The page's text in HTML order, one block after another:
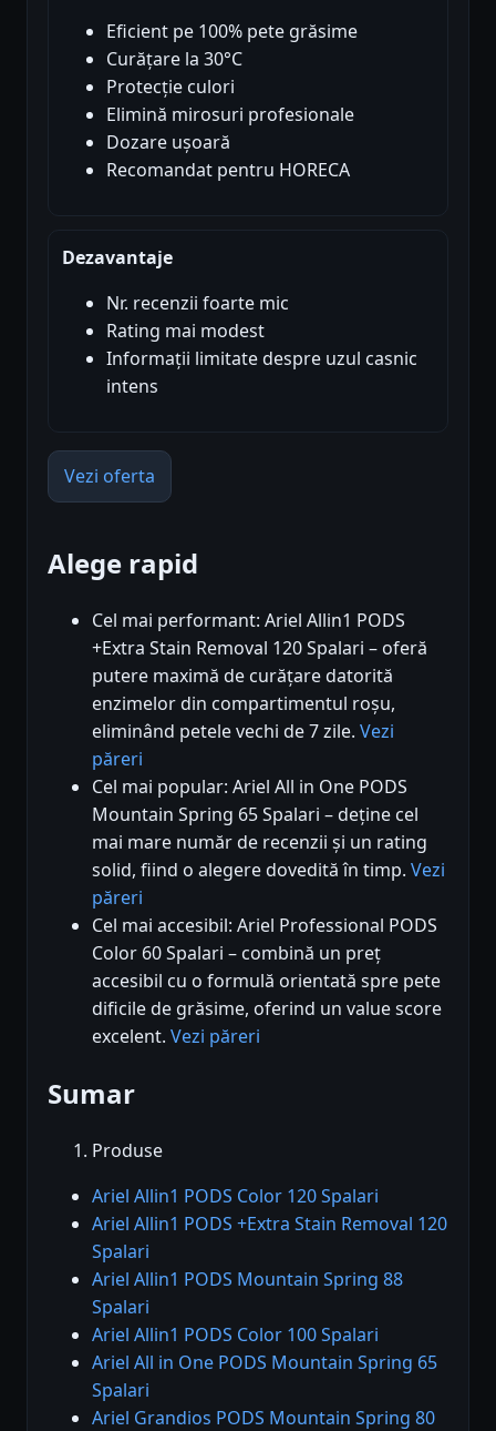
Eficient pe 100% pete grăsime
Curățare la 30°C
Protecție culori
Elimină mirosuri profesionale
Dozare ușoară
Recomandat pentru HORECA
Dezavantaje
Nr. recenzii foarte mic
Rating mai modest
Informații limitate despre uzul casnic
intens
Vezi oferta
Alege rapid
Cel mai performant: Ariel Allin1 PODS
+Extra Stain Removal 120 Spalari – oferă
putere maximă de curățare datorită
enzimelor din compartimentul roșu,
eliminând petele vechi de 7 zile. Vezi
păreri
Cel mai popular: Ariel All in One PODS
Mountain Spring 65 Spalari – deține cel
mai mare număr de recenzii și un rating
solid, fiind o alegere dovedită în timp. Vezi
păreri
Cel mai accesibil: Ariel Professional PODS
Color 60 Spalari – combină un preț
accesibil cu o formulă orientată spre pete
dificile de grăsime, oferind un value score
excelent. Vezi păreri
Sumar
Produse
Ariel Allin1 PODS Color 120 Spalari
Ariel Allin1 PODS +Extra Stain Removal 120
Spalari
Ariel Allin1 PODS Mountain Spring 88
Spalari
Ariel Allin1 PODS Color 100 Spalari
Ariel All in One PODS Mountain Spring 65
Spalari
Ariel Grandios PODS Mountain Spring 80